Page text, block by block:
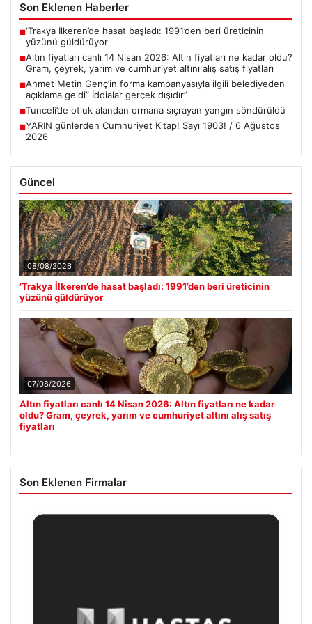
Son Eklenen Haberler
■‘Trakya İlkeren’de hasat başladı: 1991’den beri üreticinin
yüzünü güldürüyor
■Altın fiyatları canlı 14 Nisan 2026: Altın fiyatları ne kadar oldu?
Gram, çeyrek, yarım ve cumhuriyet altını alış satış fiyatları
■Ahmet Metin Genç’in forma kampanyasıyla ilgili belediyeden
açıklama geldi” İddialar gerçek dışıdır”
■Tunceli’de otluk alandan ormana sıçrayan yangın söndürüldü
■YARIN günlerden Cumhuriyet Kitap! Sayı 1903! / 6 Ağustos
2026
Güncel
08/08/2026
‘Trakya İlkeren’de hasat başladı: 1991’den beri üreticinin
yüzünü güldürüyor
07/08/2026
Altın fiyatları canlı 14 Nisan 2026: Altın fiyatları ne kadar
oldu? Gram, çeyrek, yarım ve cumhuriyet altını alış satış
fiyatları
Son Eklenen Firmalar